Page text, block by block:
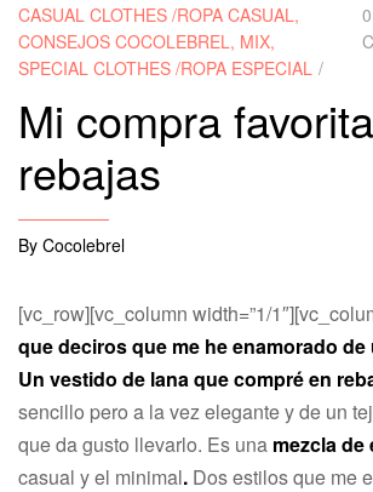
CASUAL CLOTHES /ROPA CASUAL ,
CONSEJOS COCOLEBREL , MIX,
SPECIAL CLOTHES /ROPA ESPECIAL
0
Mi compra
rebajas
By Cocolebrel
[vc_row][vc_column width=”1/
que deciros que me he enamorado
Un vestido de lana que compré en
sencillo pero a la vez elegante y de un
que da gusto llevarlo. Es una mezcla de
casual y el minimal. Dos estilos que me